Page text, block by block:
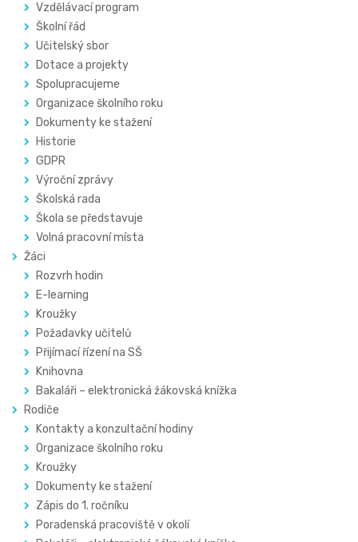
Vzdělávací program
Školní řád
Učitelský sbor
Dotace a projekty
Spolupracujeme
Organizace školního roku
Dokumenty ke stažení
Historie
GDPR
Výroční zprávy
Školská rada
Škola se představuje
Volná pracovní místa
Žáci
Rozvrh hodin
E-learning
Kroužky
Požadavky učitelů
Přijímací řízení na SŠ
Knihovna
Bakaláři – elektronická žákovská knížka
Rodiče
Kontakty a konzultační hodiny
Organizace školního roku
Kroužky
Dokumenty ke stažení
Zápis do 1. ročníku
Poradenská pracoviště v okolí